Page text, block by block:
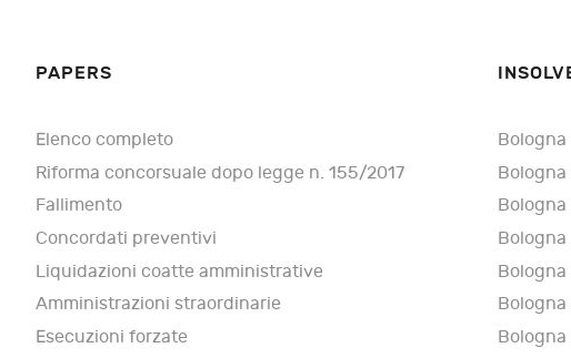
PAPERS
Elenco completo
Riforma concorsuale dopo legge n. 155/2017
Fallimento
Concordati preventivi
Liquidazioni coatte amministrative
Amministrazioni straordinarie
Esecuzioni forzate
Bologna
Bologna
Bologna
Bologna
Bologna
Bologna
Bologna